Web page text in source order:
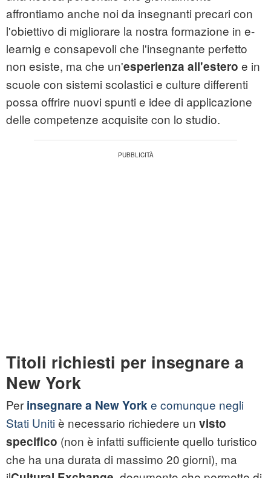
affrontiamo anche noi da insegnanti precari con
l'obiettivo di migliorare la nostra formazione in e-
learnig e consapevoli che l'insegnante perfetto
non esiste, ma che un'esperienza all'estero e in
scuole con sistemi scolastici e culture differenti
possa offrire nuovi spunti e idee di applicazione
delle competenze acquisite con lo studio.
Titoli richiesti per insegnare a
New York
Per insegnare a New Yorke comunque negli
Stati Unitiè necessario richiedere un visto
specifico (non è infatti sufficiente quello turistico
che ha una durata di massimo 20 giorni), ma